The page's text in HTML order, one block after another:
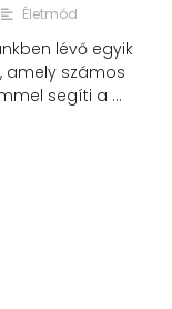
Életmód
lévő egyik
amely számos
segíti a …